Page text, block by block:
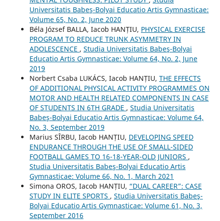
Universitatis Babeş-Bolyai Educatio Artis Gymnasticae:
Volume 65, No. 2, June 2020
Béla József BALLA, Iacob HANȚIU, PHYSICAL EXERCISE
PROGRAM TO REDUCE TRUNK ASYMMETRY IN
ADOLESCENCE , Studia Universitatis Babeş-Bolyai
Educatio Artis Gymnasticae: Volume 64, No. 2, June
2019
Norbert Csaba LUKÁCS, Iacob HANȚIU, THE EFFECTS
OF ADDITIONAL PHYSICAL ACTIVITY PROGRAMMES ON
MOTOR AND HEALTH RELATED COMPONENTS IN CASE
OF STUDENTS IN 6TH GRADE , Studia Universitatis
Babeş-Bolyai Educatio Artis Gymnasticae: Volume 64,
No. 3, September 2019
Marius SÎRBU, Iacob HANȚIU, DEVELOPING SPEED
ENDURANCE THROUGH THE USE OF SMALL-SIDED
FOOTBALL GAMES TO 16-18-YEAR-OLD JUNIORS ,
Studia Universitatis Babeş-Bolyai Educatio Artis
Gymnasticae: Volume 66, No. 1, March 2021
Simona OROS, Iacob HANȚIU, “DUAL CAREER”: CASE
STUDY IN ELITE SPORTS , Studia Universitatis Babeş-
Bolyai Educatio Artis Gymnasticae: Volume 61, No. 3,
September 2016